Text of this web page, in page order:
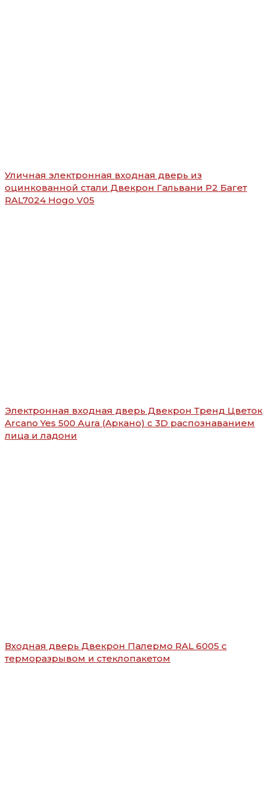
Уличная электронная входная дверь из
оцинкованной стали Двекрон Гальвани Р2 Багет
RAL7024 Hogo V05
Электронная входная дверь Двекрон Тренд Цветок
Arcano Yes 500 Aura (Аркано) с 3D распознаванием
лица и ладони
Входная дверь Двекрон Палермо RAL 6005 с
терморазрывом и стеклопакетом